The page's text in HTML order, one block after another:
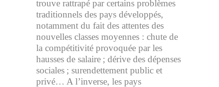
trouve rattrapé par certains problèmes
traditionnels des pays développés,
notamment du fait des attentes des
nouvelles classes moyennes : chute de
la compétitivité provoquée par les
hausses de salaire ; dérive des dépenses
sociales ; surendettement public et
privé… A l’inverse, les pays